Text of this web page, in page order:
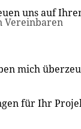
uns auf
Vereinbaren
mich
für Ihr